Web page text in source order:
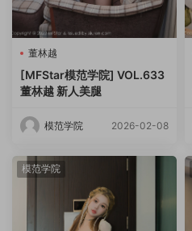
董林越
[MFStar模范学院] VOL.633
董林越 新人美腿
模范学院 2026-02-08
模范学院